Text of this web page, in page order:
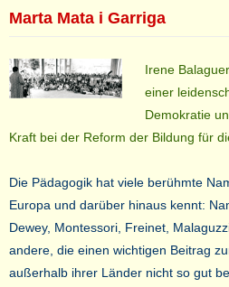
Marta Mata i Garriga
Irene
einer
Demokratie
Kraft bei der Reform der Bildung für
Die Pädagogik hat viele berühmte
Europa und darüber hinaus kennt:
Dewey, Montessori, Freinet,
andere, die einen wichtigen Beitrag
außerhalb ihrer Länder nicht so gut